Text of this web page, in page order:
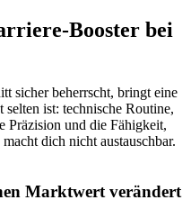
Booster bei
sicher beherrscht, bringt eine
ist: technische Routine,
Präzision und die Fähigkeit,
dich nicht austauschbar.
Marktwert verändert